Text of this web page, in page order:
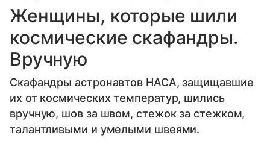
Женщины, которые шили
космические скафандры.
Вручную
Скафандры астронавтов НАСА, защищавшие
их от космических температур, шились
вручную, шов за швом, стежок за стежком,
талантливыми и умелыми швеями.